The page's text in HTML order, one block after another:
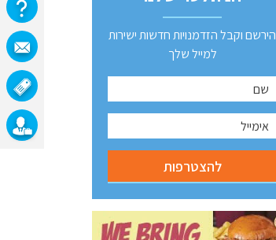
הירשם וקבל הזדמנויות חדשות ישירות
למייל שלך